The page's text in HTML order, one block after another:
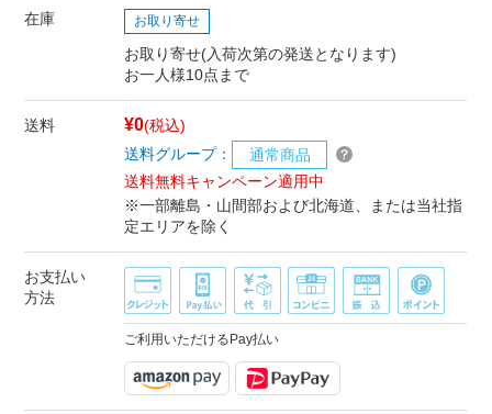
在庫 お取り寄せ
お取り寄せ(入荷次第の発送となります)
お一人様10点まで
送料 ¥0(税込)
送料グループ：
通常商品
送料無料キャンペーン適用中
※一部離島・山間部および北海道、または当社指
定エリアを除く
お支払い
方法
ご利用いただけるPay払い